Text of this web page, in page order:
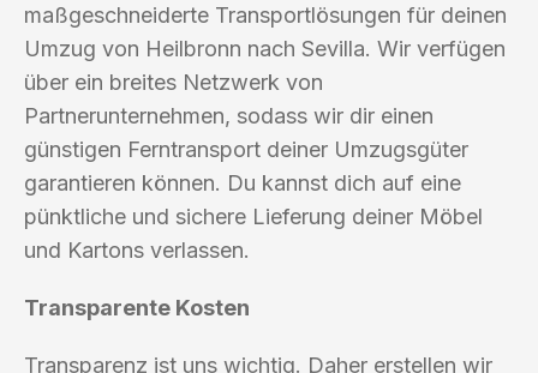
maßgeschneiderte Transportlösungen für deinen
Umzug von Heilbronn nach Sevilla. Wir verfügen
über ein breites Netzwerk von
Partnerunternehmen, sodass wir dir einen
günstigen Ferntransport deiner Umzugsgüter
garantieren können. Du kannst dich auf eine
pünktliche und sichere Lieferung deiner Möbel
und Kartons verlassen.
Transparente Kosten
Transparenz ist uns wichtig. Daher erstellen wir